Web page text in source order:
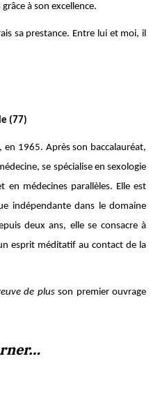
à son excellence.
sa prestance. Entre lui et moi, il
(77)
en 1965. Après son baccalauréat,
se spécialise en sexologie
en médecines parallèles. Elle est
indépendante dans le domaine
deux ans, elle se consacre à
esprit méditatif au contact de la
de plusson premier ouvrage